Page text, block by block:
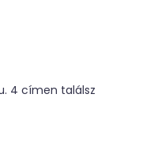
4 címen találsz